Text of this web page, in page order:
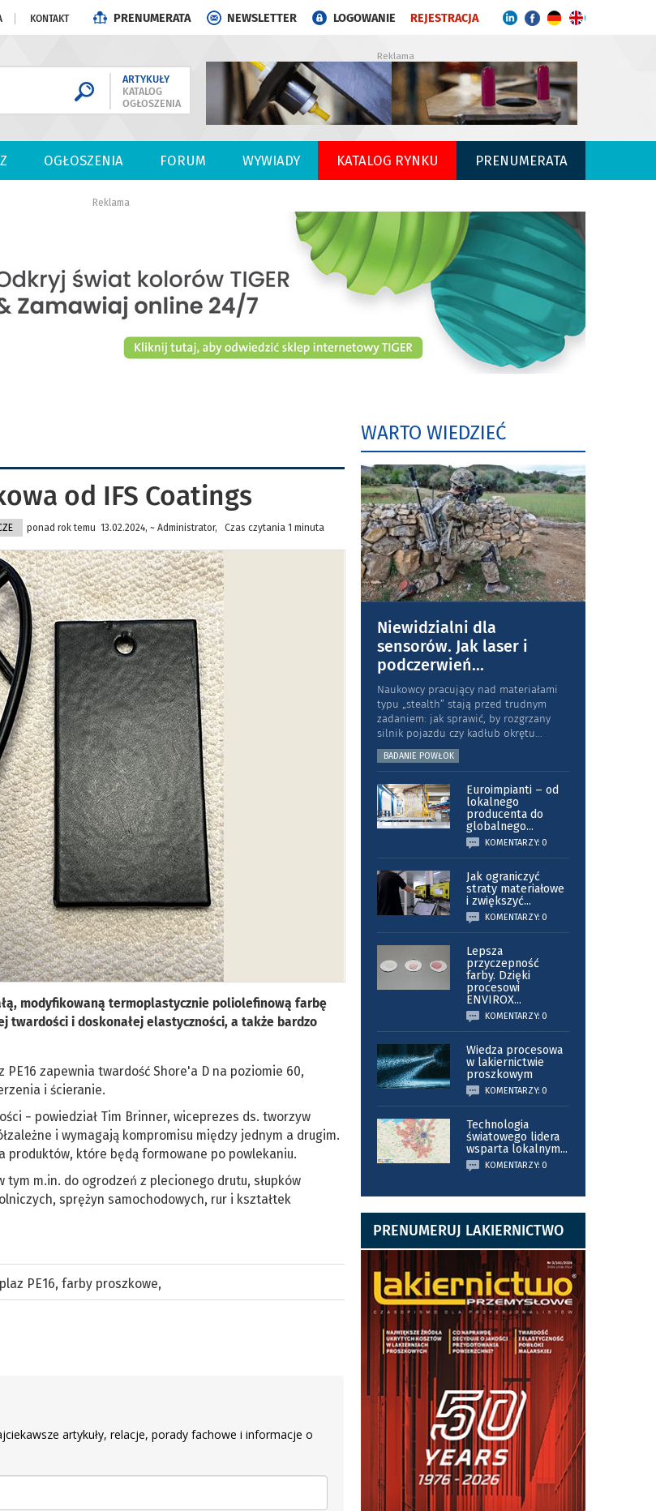
KONTAKT PRENUMERATA NEWSLETTER LOGOWANIE REJESTRACJA
ARTYKUŁY
KATALOG
OGŁOSZENIA
Reklama
OGŁOSZENIA FORUM WYWIADY KATALOG RYNKU PRENUMERATA
Reklama
od IFS Coatings
ponad rok temu 13.02.2024, ~ Administrator, Czas czytania 1 minuta
modyfikowaną termoplastycznie poliolefinową farbę
twardości i doskonałej elastyczności, a także bardzo
zapewnia twardość Shore'a D na poziomie 60,
i ścieranie.
− powiedział Tim Brinner, wiceprezes ds. tworzyw
i wymagają kompromisu między jednym a drugim.
produktów, które będą formowane po powlekaniu.
m.in. do ogrodzeń z plecionego drutu, słupków
sprężyn samochodowych, rur i kształtek
PE16, farby proszkowe,
artykuły, relacje, porady fachowe i informacje o
WARTO WIEDZIEĆ
Niewidzialni dla
sensorów. Jak laser i
podczerwień...
Naukowcy pracujący nad materiałami
typu „stea­lth” stają przed trudnym
zadaniem: jak sprawić, by rozgrzany
silnik pojazdu czy kadłub okrętu...
BADANIE POWŁOK
Euroimpianti – od
lokalnego
producenta do
globalnego...
KOMENTARZY: 0
Jak ograniczyć
straty materiałowe
i zwiększyć...
KOMENTARZY: 0
Lepsza
przyczepność
farby. Dzięki
procesowi
ENVIROX...
KOMENTARZY: 0
Wiedza procesowa
w lakiernictwie
proszkowym
KOMENTARZY: 0
Technologia
światowego lidera
wsparta lokalnym...
KOMENTARZY: 0
PRENUMERUJ LAKIERNICTWO